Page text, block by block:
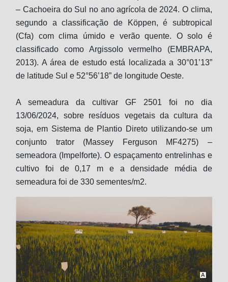
– Cachoeira do Sul no ano agrícola de 2024. O clima,
segundo a classificação de Köppen, é subtropical
(Cfa) com clima úmido e verão quente. O solo é
classificado como Argissolo vermelho (EMBRAPA,
2013). A área de estudo está localizada a 30°01’13”
de latitude Sul e 52°56’18” de longitude Oeste.
A semeadura da cultivar GF 2501 foi no dia
13/06/2024, sobre resíduos vegetais da cultura da
soja, em Sistema de Plantio Direto utilizando-se um
conjunto trator (Massey Ferguson MF4275) –
semeadora (Impelforte). O espaçamento entrelinhas e
cultivo foi de 0,17 m e a densidade média de
semeadura foi de 330 sementes/m2.